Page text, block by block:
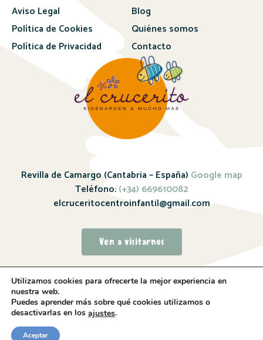
Aviso Legal
Política de Cookies
Política de Privacidad
Blog
Quiénes somos
Contacto
Revilla de Camargo (Cantabria – España) Google map
Teléfono:(+34) 669610082
elcruceritocentroinfantil@gmail.com
Ven a visitarnos
Utilizamos cookies para ofrecerte la mejor experiencia en
nuestra web.
Puedes aprender más sobre qué cookies utilizamos o
desactivarlas en los ajustes.
Aceptar